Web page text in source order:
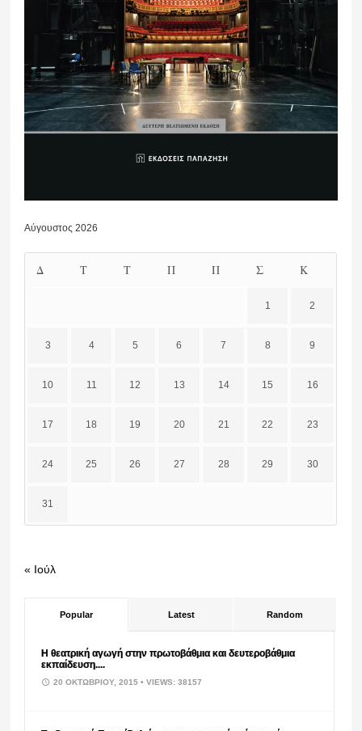
Αύγουστος 2026
Δ Τ Τ Π Π Σ Κ
1 2
3 4 5 6 7 8 9
10 11 12 13 14 15 16
17 18 19 20 21 22 23
24 25 26 27 28 29 30
31
« Ιούλ
Popular Latest Random
Η θεατρική αγωγή στην πρωτοβάθμια και δευτεροβάθμια
εκπαίδευση....
20 ΟΚΤΩΒΡΊΟΥ, 2015• VIEWS: 38157